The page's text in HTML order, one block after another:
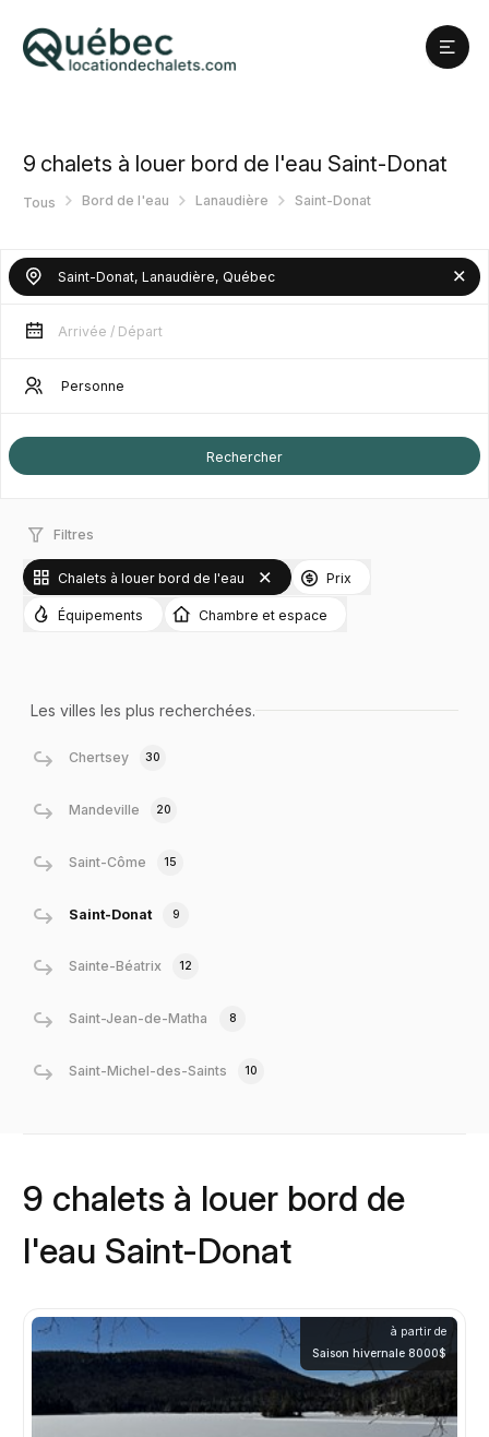
9 chalets à louer bord de l'eau Saint-Donat
Tous Bord de l'eau Lanaudière Saint-Donat
Filtres
Chalets à louer bord de l'eau Prix
Équipements Chambre et espace
Les villes les plus recherchées.
Chertsey 30
Mandeville 20
Saint-Côme 15
Saint-Donat 9
Sainte-Béatrix 12
Saint-Jean-de-Matha 8
Saint-Michel-des-Saints 10
9 chalets à louer bord de
l'eau Saint-Donat
à partir de
Saison hivernale 8000$